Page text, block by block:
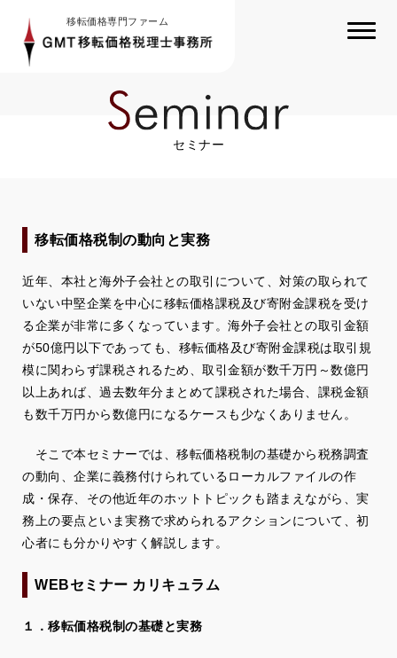
移転価格専門ファーム
セミナー
移転価格税制の動向と実務
近年、本社と海外子会社との取引について、対策の取られて
いない中堅企業を中心に移転価格課税及び寄附金課税を受け
る企業が非常に多くなっています。海外子会社との取引金額
が50億円以下であっても、移転価格及び寄附金課税は取引規
模に関わらず課税されるため、取引金額が数千万円～数億円
以上あれば、過去数年分まとめて課税された場合、課税金額
も数千万円から数億円になるケースも少なくありません。
そこで本セミナーでは、移転価格税制の基礎から税務調査
の動向、企業に義務付けられているローカルファイルの作
成・保存、その他近年のホットトピックも踏まえながら、実
務上の要点といま実務で求められるアクションについて、初
心者にも分かりやすく解説します。
WEBセミナー カリキュラム
１．移転価格税制の基礎と実務